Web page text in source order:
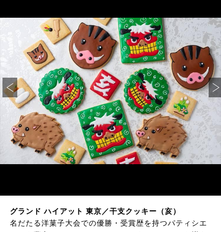
グランド ハイアット 東京／干支クッキー（亥）
名だたる洋菓子大会での優勝・受賞歴を持つパティシエ